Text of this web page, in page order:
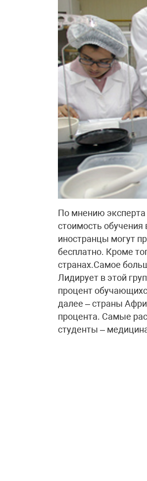
По мнению
стоимость
иностранцы могут
бесплатно. Кроме
странах.Самое
Лидирует в этой
процент
далее – страны
процента. Самые
студенты –